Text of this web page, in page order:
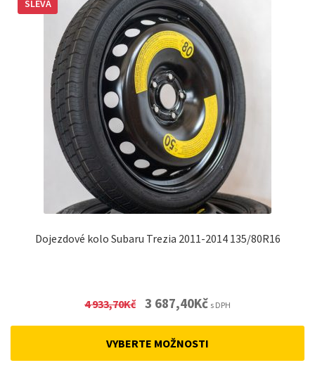
Dojezdové kolo Subaru Trezia 2011-2014 135/80R16
SLEVA
4 933,70Kč Original
3 687,40KčCurrent
s DPH
VYBERTE MOŽNOSTI